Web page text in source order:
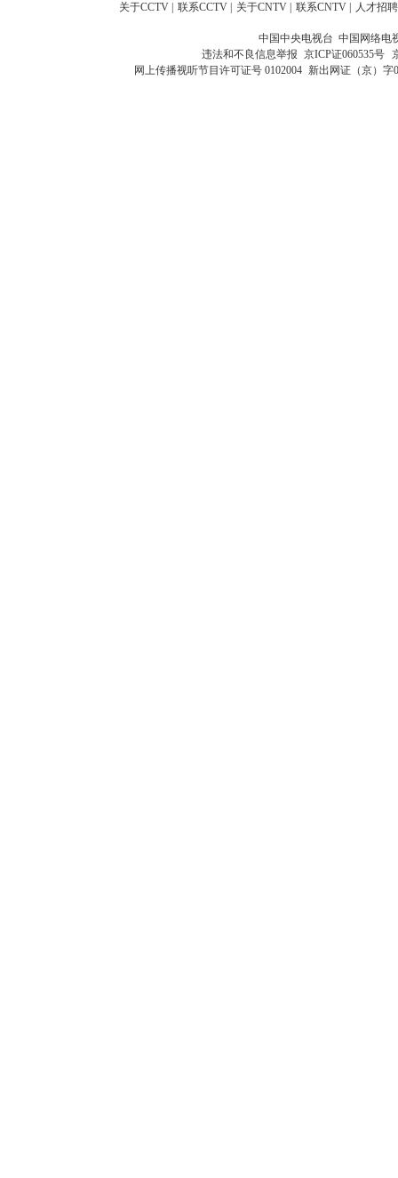
关于CCTV 联系CCTV 关于CNTV 联系CNTV 人才招聘
中国中央电视台 中国网络电
违法和不良信息举报 京ICP证060535号
网上传播视听节目许可证号 0102004 新出网证（京）